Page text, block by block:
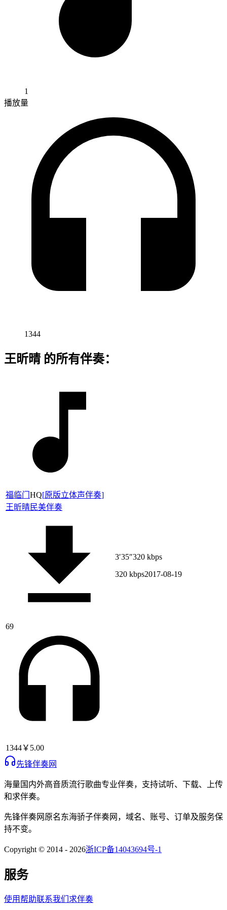
1
播放量
1344
王昕晴 的所有伴奏：
福临门 HQ[原版立体声伴奏]
王昕晴民美伴奏
69
1344￥5.00
3′35″320 kbps
320 kbps2017-08-19
先锋伴奏网
海量国内外高音质流行歌曲专业伴奏，支持试听、下载、上传
和求伴奏。
先锋伴奏网 原名东海骄子伴奏网 ，域名、账号、订单及服务保
持不变。
Copyright © 2014 - 2026浙ICP备14043694号-1
服务
使用帮助联系我们 求伴奏